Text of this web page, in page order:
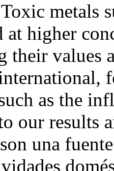
metals
at higher
their values
as the
our results
una